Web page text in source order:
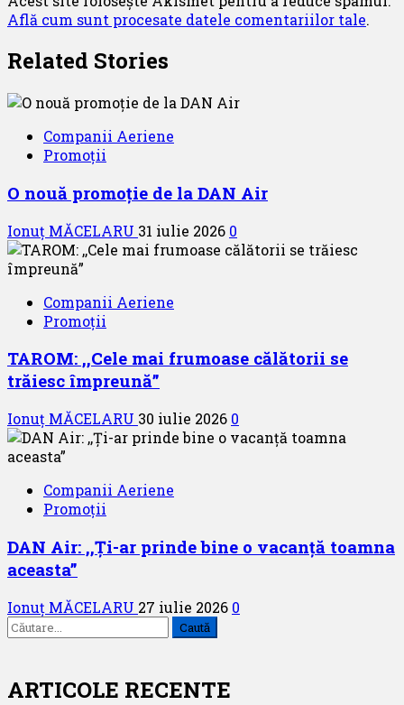
Află cum sunt procesate datele comentariilor tale.
Related Stories
Companii Aeriene
Promoții
O nouă promoție de la DAN Air
Ionuț MĂCELARU 31 iulie 2026 0
Companii Aeriene
Promoții
TAROM: ,,Cele mai frumoase călătorii se
trăiesc împreună”
Ionuț MĂCELARU 30 iulie 2026 0
Companii Aeriene
Promoții
DAN Air: ,,Ți-ar prinde bine o vacanță toamna
aceasta”
Ionuț MĂCELARU 27 iulie 2026 0
Caută
după:
ARTICOLE RECENTE